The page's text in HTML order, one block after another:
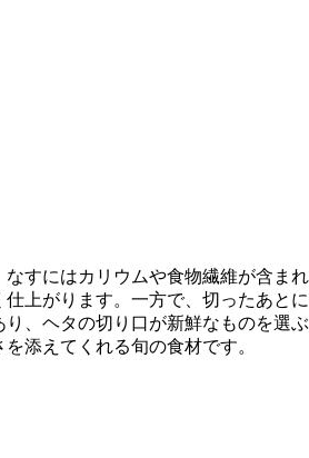
すにはカリウムや食物繊維が含ま
上がります。一方で、切ったあと
、ヘタの切り口が新鮮なものを選
添えてくれる旬の食材です。